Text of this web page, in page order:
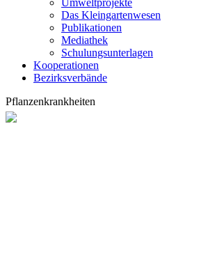
Umweltprojekte
Das Kleingartenwesen
Publikationen
Mediathek
Schulungsunterlagen
Kooperationen
Bezirksverbände
Pflanzenkrankheiten